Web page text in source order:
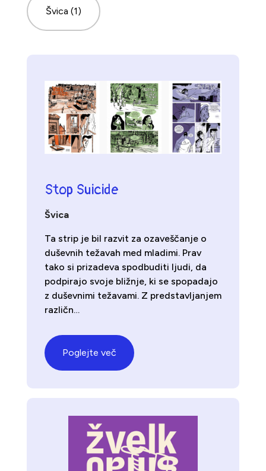
Švica (1)
Stop Suicide
Švica
Ta strip je bil razvit za ozaveščanje o
duševnih težavah med mladimi. Prav
tako si prizadeva spodbuditi ljudi, da
podpirajo svoje bližnje, ki se spopadajo
z duševnimi težavami. Z predstavljanjem
različn…
Poglejte več